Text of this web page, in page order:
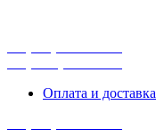
Оплата и доставка